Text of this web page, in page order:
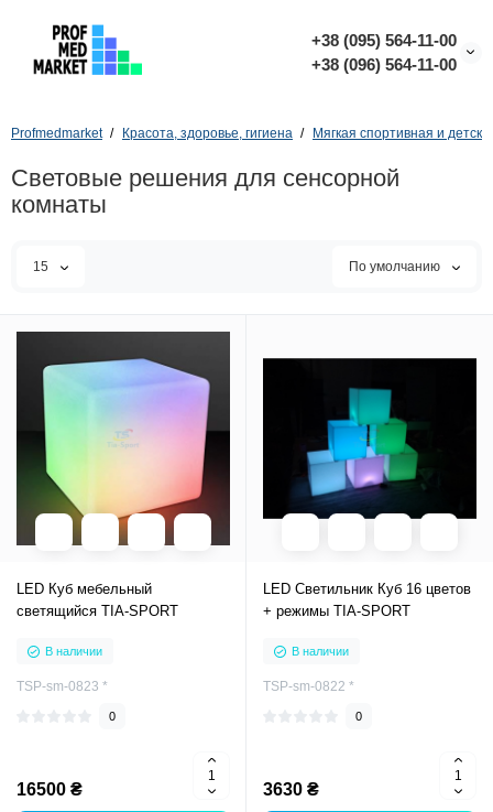
+38 (095) 564-11-00
+38 (096) 564-11-00
Profmedmarket Красота, здоровье, гигиена Мягкая спортивная и
Световые решения для сенсорной
комнаты
15 По умолчанию
LED Куб мебельный
светящийся TIA-SPORT
В наличии
TSP-sm-0823 *
0
16500 ₴
LED Светильник Куб 16 цветов
+ режимы TIA-SPORT
В наличии
TSP-sm-0822 *
0
3630 ₴